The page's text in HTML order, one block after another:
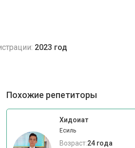
2023 год
Похожие репетиторы
Хидоиат
Есиль
Возраст:24 года